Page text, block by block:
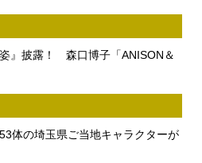
』披露！ 森口博子「ANISON＆
体の埼玉県ご当地キャラクターが